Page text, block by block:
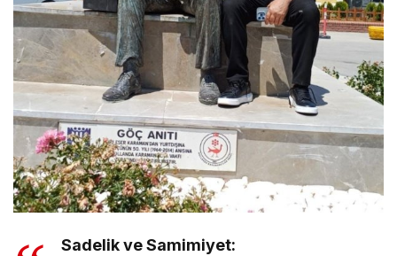
Sadelik ve Samimiyet: